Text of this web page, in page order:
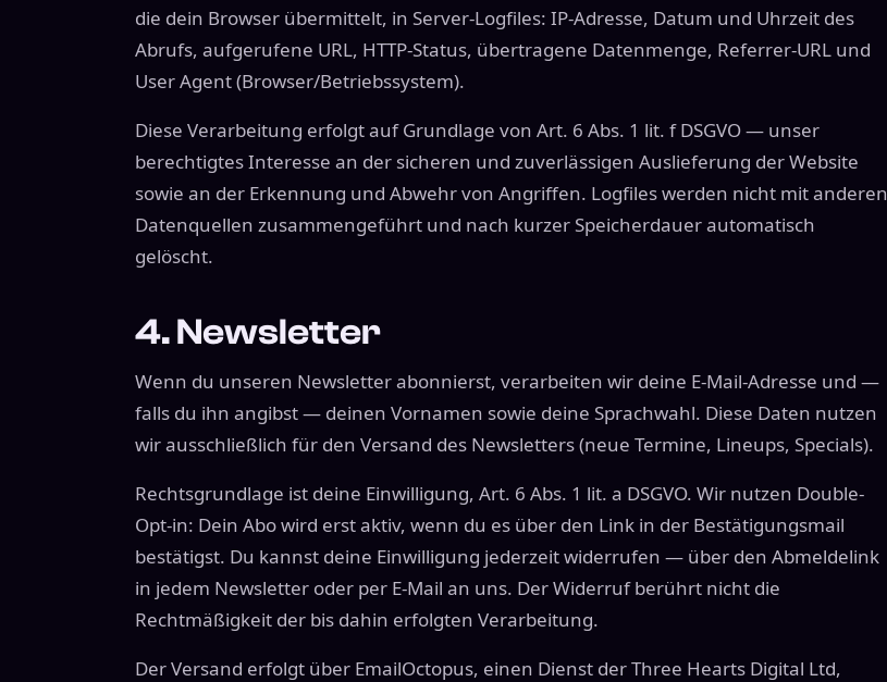
die dein Browser übermittelt, in Server-Logfiles: IP-Adresse, Datum und Uhrzeit des
Abrufs, aufgerufene URL, HTTP-Status, übertragene Datenmenge, Referrer-URL und
User Agent (Browser/Betriebssystem).
Diese Verarbeitung erfolgt auf Grundlage von Art. 6 Abs. 1 lit. f DSGVO — unser
berechtigtes Interesse an der sicheren und zuverlässigen Auslieferung der Website
sowie an der Erkennung und Abwehr von Angriffen. Logfiles werden nicht mit anderen
Datenquellen zusammengeführt und nach kurzer Speicherdauer automatisch
gelöscht.
4. Newsletter
Wenn du unseren Newsletter abonnierst, verarbeiten wir deine E-Mail-Adresse und —
falls du ihn angibst — deinen Vornamen sowie deine Sprachwahl. Diese Daten nutzen
wir ausschließlich für den Versand des Newsletters (neue Termine, Lineups, Specials).
Rechtsgrundlage ist deine Einwilligung, Art. 6 Abs. 1 lit. a DSGVO. Wir nutzen Double-
Opt-in: Dein Abo wird erst aktiv, wenn du es über den Link in der Bestätigungsmail
bestätigst. Du kannst deine Einwilligung jederzeit widerrufen — über den Abmeldelink
in jedem Newsletter oder per E-Mail an uns. Der Widerruf berührt nicht die
Rechtmäßigkeit der bis dahin erfolgten Verarbeitung.
Der Versand erfolgt über EmailOctopus, einen Dienst der Three Hearts Digital Ltd,